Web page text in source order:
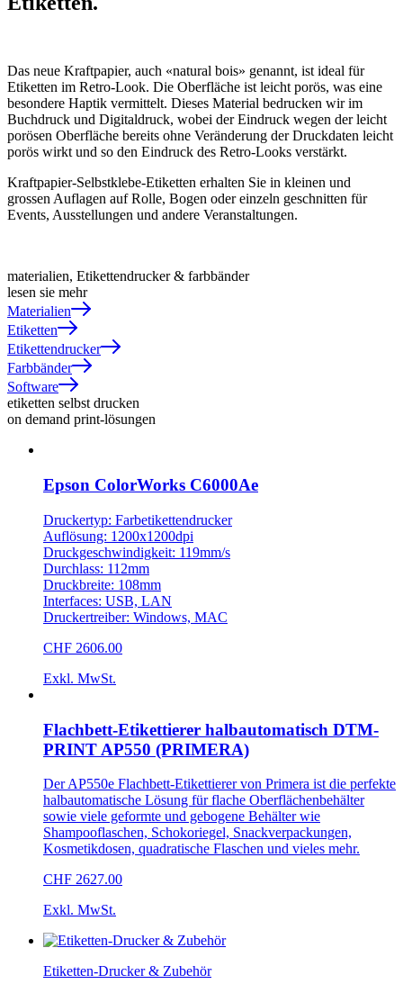
Das neue Kraftpapier, auch «natural bois» genannt, ist ideal für
Etiketten im Retro-Look. Die Oberfläche ist leicht porös, was eine
besondere Haptik vermittelt. Dieses Material bedrucken wir im
Buchdruck und Digitaldruck, wobei der Eindruck wegen der leicht
porösen Oberfläche bereits ohne Veränderung der Druckdaten leicht
porös wirkt und so den Eindruck des Retro-Looks verstärkt.
Kraftpapier-Selbstklebe-Etiketten erhalten Sie in kleinen und
grossen Auflagen auf Rolle, Bogen oder einzeln geschnitten für
Events, Ausstellungen und andere Veranstaltungen.
materialien, Etikettendrucker & farbbänder
lesen sie mehr
Materialien
Etiketten
Etikettendrucker
Farbbänder
Software
etiketten selbst drucken
on demand print-lösungen
Epson ColorWorks C6000Ae
Druckertyp: Farbetikettendrucker
Auflösung: 1200x1200dpi
Druckgeschwindigkeit: 119mm/s
Durchlass: 112mm
Druckbreite: 108mm
Interfaces: USB, LAN
Druckertreiber: Windows, MAC
CHF 2606.00
Exkl. MwSt.
Flachbett-Etikettierer halbautomatisch DTM-
PRINT AP550 (PRIMERA)
Der AP550e Flachbett-Etikettierer von Primera ist die perfekte
halbautomatische Lösung für flache Oberflächenbehälter
sowie viele geformte und gebogene Behälter wie
Shampooflaschen, Schokoriegel, Snackverpackungen,
Kosmetikdosen, quadratische Flaschen und vieles mehr.
CHF 2627.00
Exkl. MwSt.
Etiketten-Drucker & Zubehör